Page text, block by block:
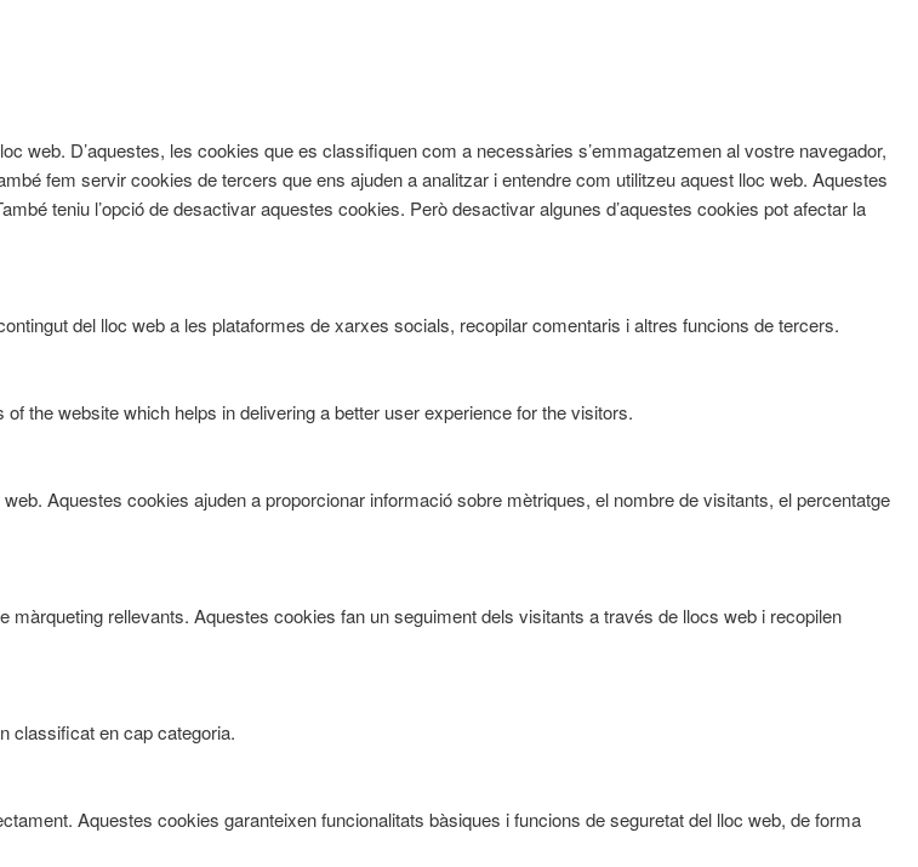
web. D’aquestes, les cookies que es classifiquen com a necessàries s’emmagatzemen al vostre navegador,
fem servir cookies de tercers que ens ajuden a analitzar i entendre com utilitzeu aquest lloc web. Aquestes
teniu l’opció de desactivar aquestes cookies. Però desactivar algunes d’aquestes cookies pot afectar la
del lloc web a les plataformes de xarxes socials, recopilar comentaris i altres funcions de tercers.
the website which helps in delivering a better user experience for the visitors.
Aquestes cookies ajuden a proporcionar informació sobre mètriques, el nombre de visitants, el percentatge
rellevants. Aquestes cookies fan un seguiment dels visitants a través de llocs web i recopilen
classificat en cap categoria.
Aquestes cookies garanteixen funcionalitats bàsiques i funcions de seguretat del lloc web, de forma